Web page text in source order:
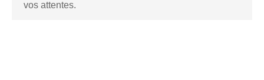
vos attentes.